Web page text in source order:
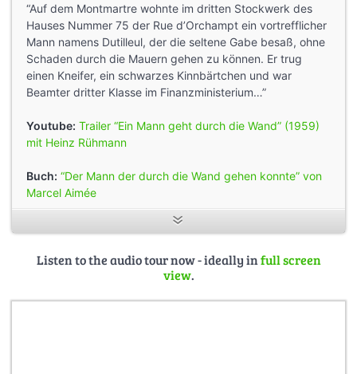
“Auf dem Montmartre wohnte im dritten Stockwerk des
Hauses Nummer 75 der Rue d’Orchampt ein vortrefflicher
Mann namens Dutilleul, der die seltene Gabe besaß, ohne
Schaden durch die Mauern gehen zu können. Er trug
einen Kneifer, ein schwarzes Kinnbärtchen und war
Beamter dritter Klasse im Finanzministerium…”
Youtube: Trailer “Ein Mann geht durch die Wand” (1959)
mit Heinz Rühmann
Buch: “Der Mann der durch die Wand gehen konnte” von
Marcel Aimée
Listen to the audio tour now - ideally infull screen
view.